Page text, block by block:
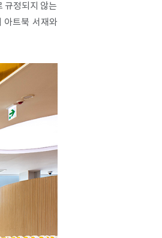
규정되지 않는
아트북 서재와